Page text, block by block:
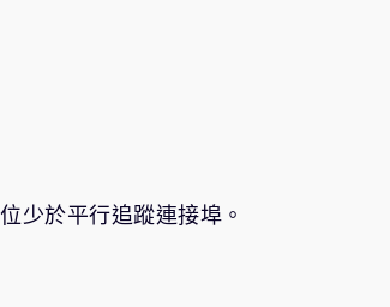
少於平行追蹤連接埠。